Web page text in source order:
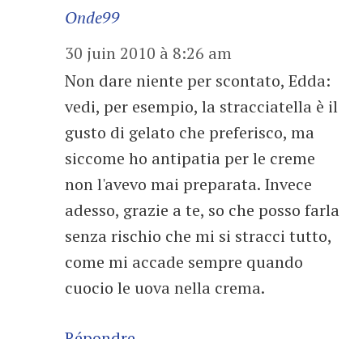
Onde99
30 juin 2010 à 8:26 am
Non dare niente per scontato, Edda:
vedi, per esempio, la stracciatella è il
gusto di gelato che preferisco, ma
siccome ho antipatia per le creme
non l'avevo mai preparata. Invece
adesso, grazie a te, so che posso farla
senza rischio che mi si stracci tutto,
come mi accade sempre quando
cuocio le uova nella crema.